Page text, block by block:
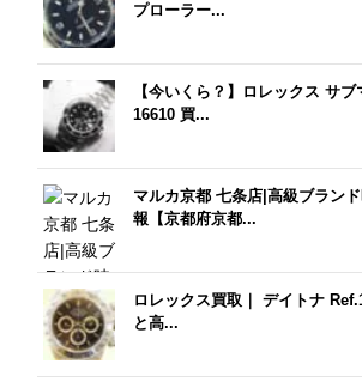
プローラー...
【今いくら？】ロレックス サ
16610 買...
マルカ京都 七条店|高級ブラン
報【京都府京都...
ロレックス買取｜ デイトナ
と高...